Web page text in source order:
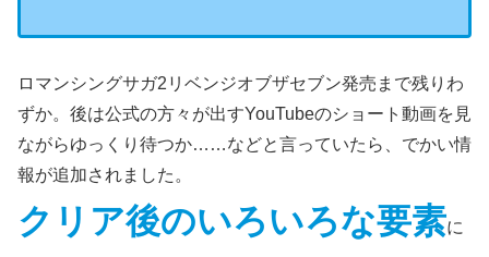
ロマンシングサガ2リベンジオブザセブン発売まで残りわ
ずか。後は公式の方々が出すYouTubeのショート動画を見
ながらゆっくり待つか……などと言っていたら、でかい情
報が追加されました。
クリア後のいろいろな要素に